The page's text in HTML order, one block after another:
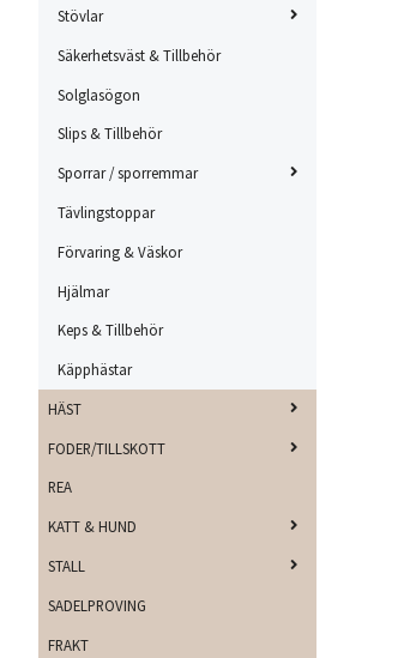
Stövlar
Säkerhetsväst & Tillbehör
Solglasögon
Slips & Tillbehör
Sporrar / sporremmar
Tävlingstoppar
Förvaring & Väskor
Hjälmar
Keps & Tillbehör
Käpphästar
HÄST
FODER/TILLSKOTT
REA
KATT & HUND
STALL
SADELPROVING
FRAKT